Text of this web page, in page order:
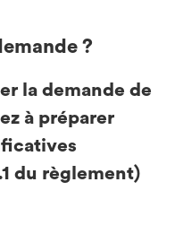
?
la demande de
à préparer
du règlement)